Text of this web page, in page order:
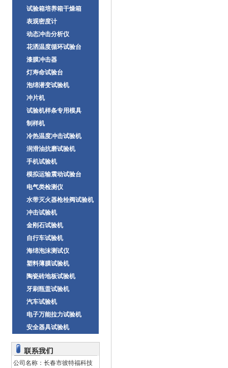
试验箱培养箱干燥箱
表观密度计
动态冲击分析仪
花洒温度循环试验台
漆膜冲击器
灯寿命试验台
泡绵潜变试验机
冲片机
试验机样条专用模具
制样机
冷热温度冲击试验机
润滑油抗磨试验机
手机试验机
模拟运输震动试验台
电气类检测仪
水带灭火器枪栓阀试验机
冲击试验机
金刚石试验机
自行车试验机
海绵泡沫测试仪
塑料薄膜试验机
陶瓷砖地板试验机
牙刷瓶盖试验机
汽车试验机
电子万能拉力试验机
安全器具试验机
公司名称：长春市彼特福科技